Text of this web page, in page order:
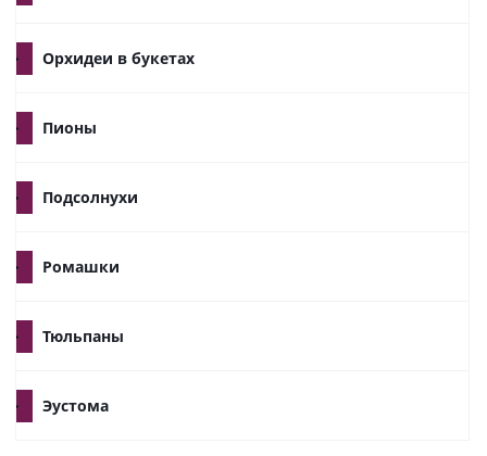
Орхидеи в букетах
Пионы
Подсолнухи
Ромашки
Тюльпаны
Эустома